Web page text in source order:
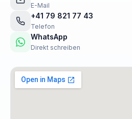
E-Mail
+41 79 821 77 43
Telefon
WhatsApp
Direkt schreiben